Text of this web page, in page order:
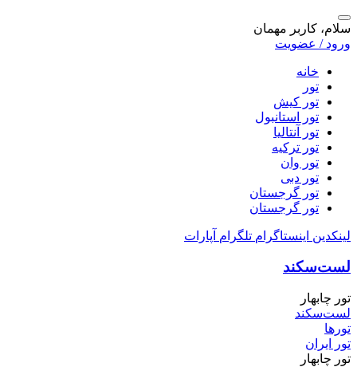
سلام، کاربر مهمان
ورود / عضویت
خانه
تور
تور کیش
تور استانبول
تور آنتالیا
تور ترکیه
تور وان
تور دبی
تور گرجستان
تور گرجستان
لینکدین اینستاگرام تلگرام آپارات
لست‌سکند
تور چابهار
لست‌سکند
تورها
تور ایران
تور چابهار